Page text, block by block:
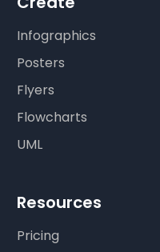
Infographics
Posters
Flyers
Flowcharts
UML
Resources
Pricing